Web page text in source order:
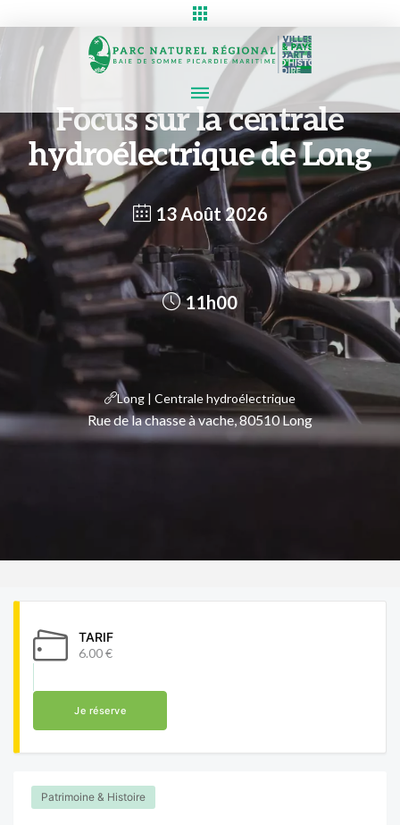
Focus sur la centrale
hydroélectrique de Long
13 Août 2026
11h00
Long | Centrale hydroélectrique
Rue de la chasse à vache, 80510 Long
TARIF
6.00 €
Je réserve
Patrimoine & Histoire